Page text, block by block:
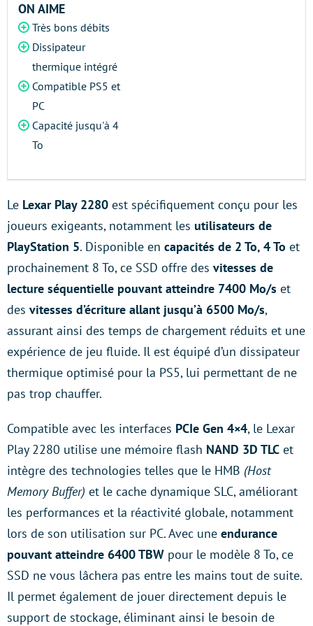
ON AIME
Très bons débits
Dissipateur
thermique intégré
Compatible PS5 et
PC
Capacité jusqu'à 4
To
Le Lexar Play 2280 est spécifiquement conçu pour les
joueurs exigeants, notamment les utilisateurs de
PlayStation 5. Disponible en capacités de 2 To, 4 To et
prochainement 8 To, ce SSD offre des vitesses de
lecture séquentielle pouvant atteindre 7400 Mo/s et
des vitesses d’écriture allant jusqu’à 6500 Mo/s,
assurant ainsi des temps de chargement réduits et une
expérience de jeu fluide. Il est équipé d’un dissipateur
thermique optimisé pour la PS5, lui permettant de ne
pas trop chauffer.
Compatible avec les interfaces PCIe Gen 4×4, le Lexar
Play 2280 utilise une mémoire flash NAND 3D TLC et
intègre des technologies telles que le HMB (Host
Memory Buffer) et le cache dynamique SLC, améliorant
les performances et la réactivité globale, notamment
lors de son utilisation sur PC. Avec une endurance
pouvant atteindre 6400 TBW pour le modèle 8 To, ce
SSD ne vous lâchera pas entre les mains tout de suite.
Il permet également de jouer directement depuis le
support de stockage, éliminant ainsi le besoin de